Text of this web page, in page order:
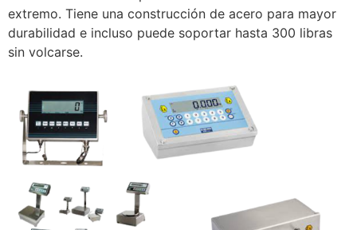
extremo. Tiene una construcción de acero para mayor
durabilidad e incluso puede soportar hasta 300 libras
sin volcarse.